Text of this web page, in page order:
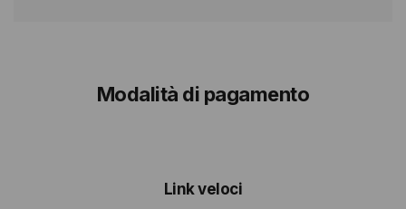
Modalità di pagamento
Link veloci